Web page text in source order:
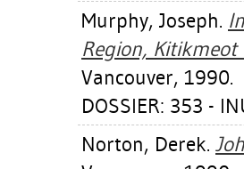
Murphy, Joseph.
Region, Kitikmeot
Vancouver, 1990.
DOSSIER: 353 -
Norton, Derek.